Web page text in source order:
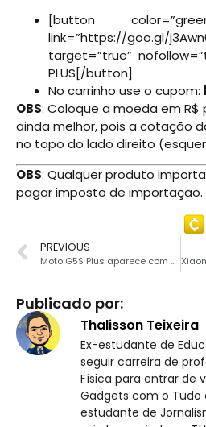
[button
link=”https://
target=”true”
PLUS[/button]
No carrinho use o cupom:
OBS: Coloque a moeda em
ainda melhor, pois a cotação
no topo do lado direito
OBS: Qualquer produto
pagar imposto de importação.
PREVIOUS
Moto G5S Plus aparece com câmera dupla
Publicado por:
Thalisson Teixeira
Ex-estudante de
seguir carreira de
Física para entrar de
Gadgets com o Tudo
estudante de